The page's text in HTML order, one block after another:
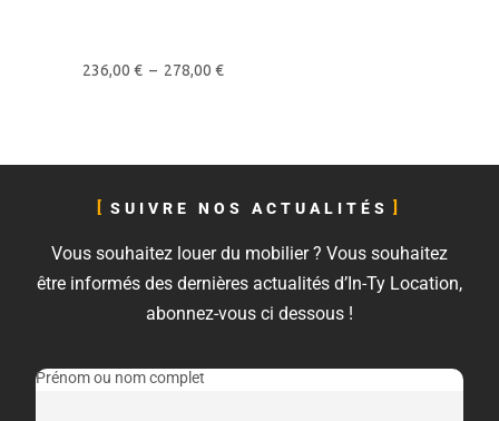
236,00 € – 278,00 €
SUIVRE NOS ACTUALITÉS
Vous souhaitez louer du mobilier ? Vous souhaitez
être informés des dernières actualités d’In-Ty Location,
abonnez-vous ci dessous !
Prénom ou nom complet